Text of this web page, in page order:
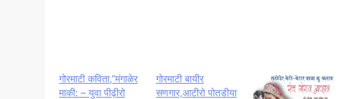
गोरमाटी कविता,”मंगाळेर
माकी: – युवा पीढ़ीरो
गोरमाटी बायीर
सणगार,आटीरो पोतडीया